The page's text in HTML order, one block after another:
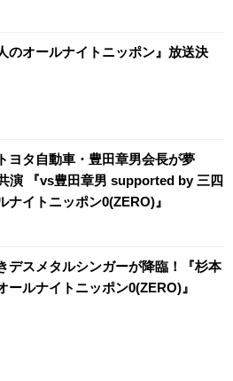
のオールナイトニッポン』放送決
ヨタ自動車・豊田章男会長が夢
演 『vs豊田章男 supported by 三四
ナイトニッポン0(ZERO)』
デスメタルシンガーが降臨！『杉本
ールナイトニッポン0(ZERO)』